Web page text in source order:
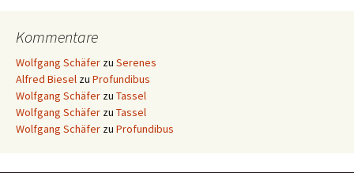
Kommentare
Wolfgang Schäfer zu Serenes
Alfred Biesel zu Profundibus
Wolfgang Schäfer zu Tassel
Wolfgang Schäfer zu Tassel
Wolfgang Schäfer zu Profundibus